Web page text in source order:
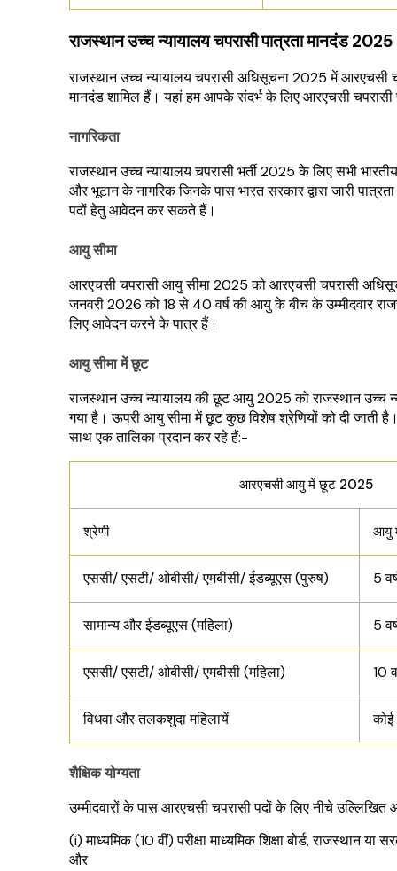
राजस्थान उच्च न्यायालय चपरासी पात्रता मानदंड 2025
राजस्थान उच्च न्यायालय चपरासी अधिसूचना 2025 में आरएचसी
मानदंड शामिल हैं। यहां हम आपके संदर्भ के लिए आरएचसी
नागरिकता
राजस्थान उच्च न्यायालय चपरासी भर्ती 2025 के लिए सभी
और भूटान के नागरिक जिनके पास भारत सरकार द्वारा जारी
पदों हेतु आवेदन कर सकते हैं।
आयु सीमा
आरएचसी चपरासी आयु सीमा 2025 को आरएचसी चपरासी
जनवरी 2026 को 18 से 40 वर्ष की आयु के बीच के उम्मीदवार
लिए आवेदन करने के पात्र हैं।
आयु सीमा में छूट
राजस्थान उच्च न्यायालय की छूट आयु 2025 को राजस्थान उच्च
गया है। ऊपरी आयु सीमा में छूट कुछ विशेष श्रेणियों को दी जाती
साथ एक तालिका प्रदान कर रहे हैं:-
आरएचसी आयु में छूट 2025
श्रेणी आयु
एससी/ एसटी/ ओबीसी/ एमबीसी/ ईडब्यूएस (पुरुष) 5
सामान्य और ईडब्यूएस (महिला) 5
एससी/ एसटी/ ओबीसी/ एमबीसी (महिला) 10
विधवा और तलकशुदा महिलायें
शैक्षिक योग्यता
उम्मीदवारों के पास आरएचसी चपरासी पदों के लिए नीचे उल्लिखित
(i) माध्यमिक (10 वीं) परीक्षा माध्यमिक शिक्षा बोर्ड, राजस्थान या
और